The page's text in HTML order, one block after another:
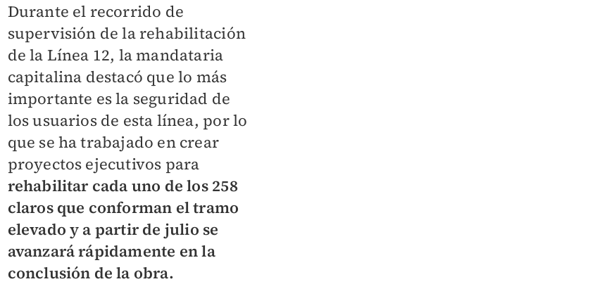
Durante el recorrido de
supervisión de la rehabilitación
de la Línea 12, la mandataria
capitalina destacó que lo más
importante es la seguridad de
los usuarios de esta línea, por lo
que se ha trabajado en crear
proyectos ejecutivos para
rehabilitar cada uno de los 258
claros que conforman el tramo
elevado y a partir de julio se
avanzará rápidamente en la
conclusión de la obra.